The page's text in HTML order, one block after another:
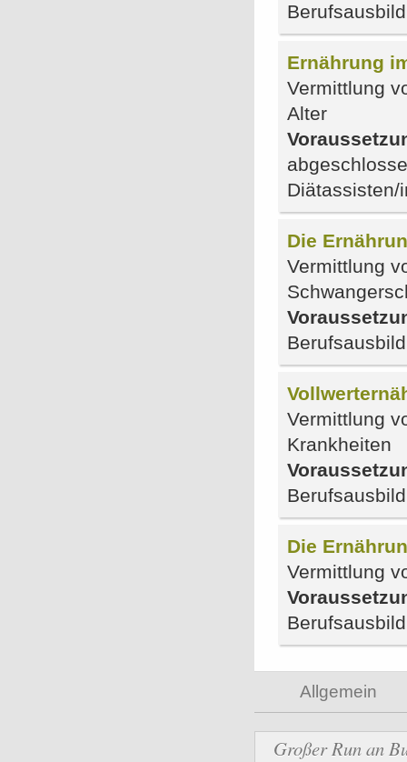
Ernährung
Vermittlung
Alter
Diätassisten/
Die
Vermittlung
Vermittlung
Krankheiten
Die
Vermittlung
Allgemein
Großer Run an